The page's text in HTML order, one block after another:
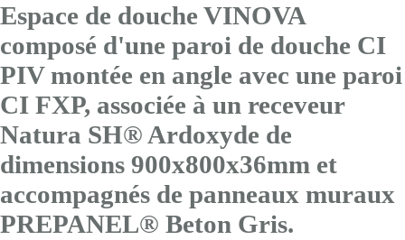
Espace de douche VINOVA
composé d'une paroi de douche CI
PIV montée en angle avec une paroi
CI FXP, associée à un receveur
Natura SH® Ardoxyde de
dimensions 900x800x36mm et
accompagnés de panneaux muraux
PREPANEL® Beton Gris.